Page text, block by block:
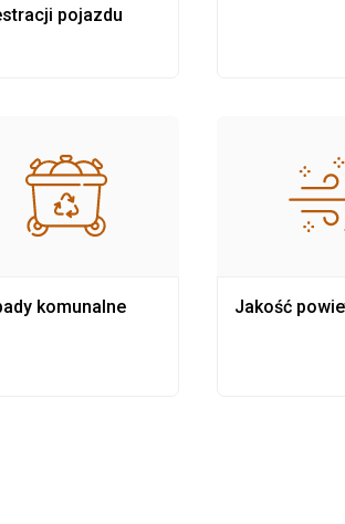
pojazdu
komunalne Jakość